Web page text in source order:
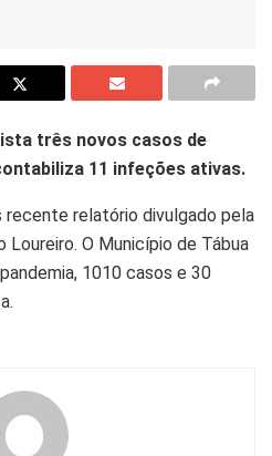
três novos casos de
11 infeções ativas.
recente relatório divulgado pela
Loureiro. O Município de Tábua
1010 casos e 30